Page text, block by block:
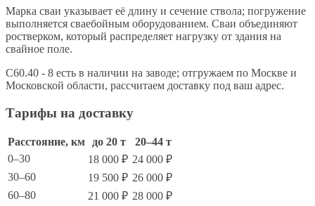
Марка сваи указывает её длину и сечение ствола; погружение
выполняется сваебойным оборудованием. Сваи объединяют
ростверком, который распределяет нагрузку от здания на
свайное поле.
C60.40 - 8 есть в наличии на заводе; отгружаем по Москве и
Московской области, рассчитаем доставку под ваш адрес.
Тарифы на доставку
Расстояние, км до 20 т
20–44 т
0–30
18 000 ₽ 24 000 ₽
30–60
19 500 ₽ 26 000 ₽
60–80
21 000 ₽ 28 000 ₽